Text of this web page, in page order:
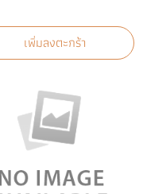
เพิ่มลงตะกร้า